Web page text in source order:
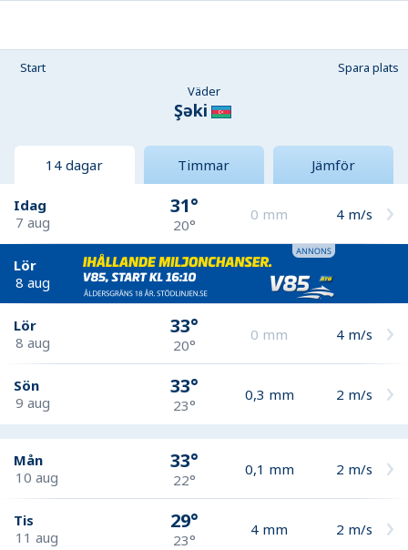
Start
Spara plats
Väder
Şǝki
14 dagar Timmar Jämför
Idag
7 aug
31°
20°
0 mm 4 m/s
Lör
8 aug
Lör
8 aug
33°
20°
0 mm 4 m/s
Sön
9 aug
33°
23°
0,3 mm 2 m/s
Mån
10 aug
33°
22°
0,1 mm 2 m/s
Tis
11 aug
29°
23°
4 mm 2 m/s